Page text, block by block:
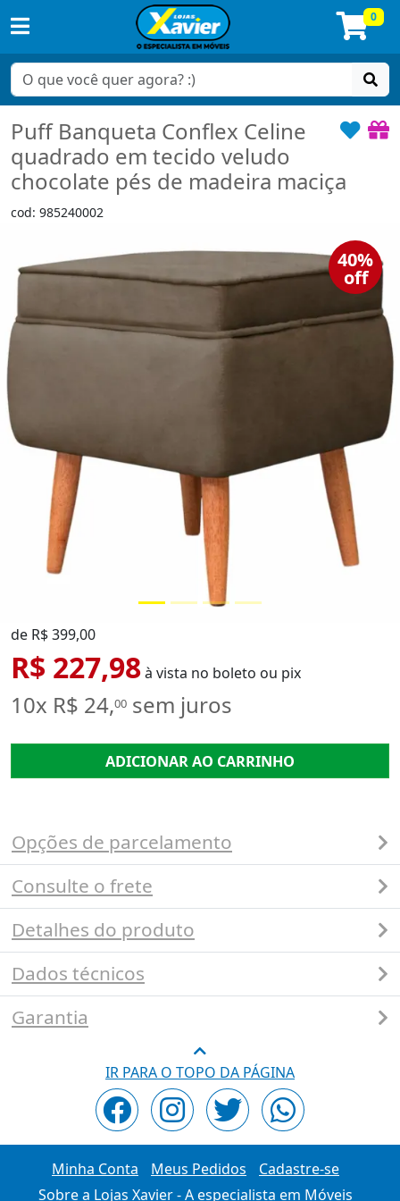
0
Puff Banqueta Conflex Celine
quadrado em tecido veludo
chocolate pés de madeira maciça
cod: 985240002
40%
off
de R$ 399,00
R$ 227,98à vista no boleto ou pix
10x R$ 24,00 sem juros
ADICIONAR AO CARRINHO
Opções de parcelamento
Consulte o frete
Detalhes do produto
Dados técnicos
Garantia
IR PARA O TOPO DA PÁGINA
Minha Conta Meus Pedidos
Cadastre-se
Sobre a Lojas Xavier - A especialista em Móveis